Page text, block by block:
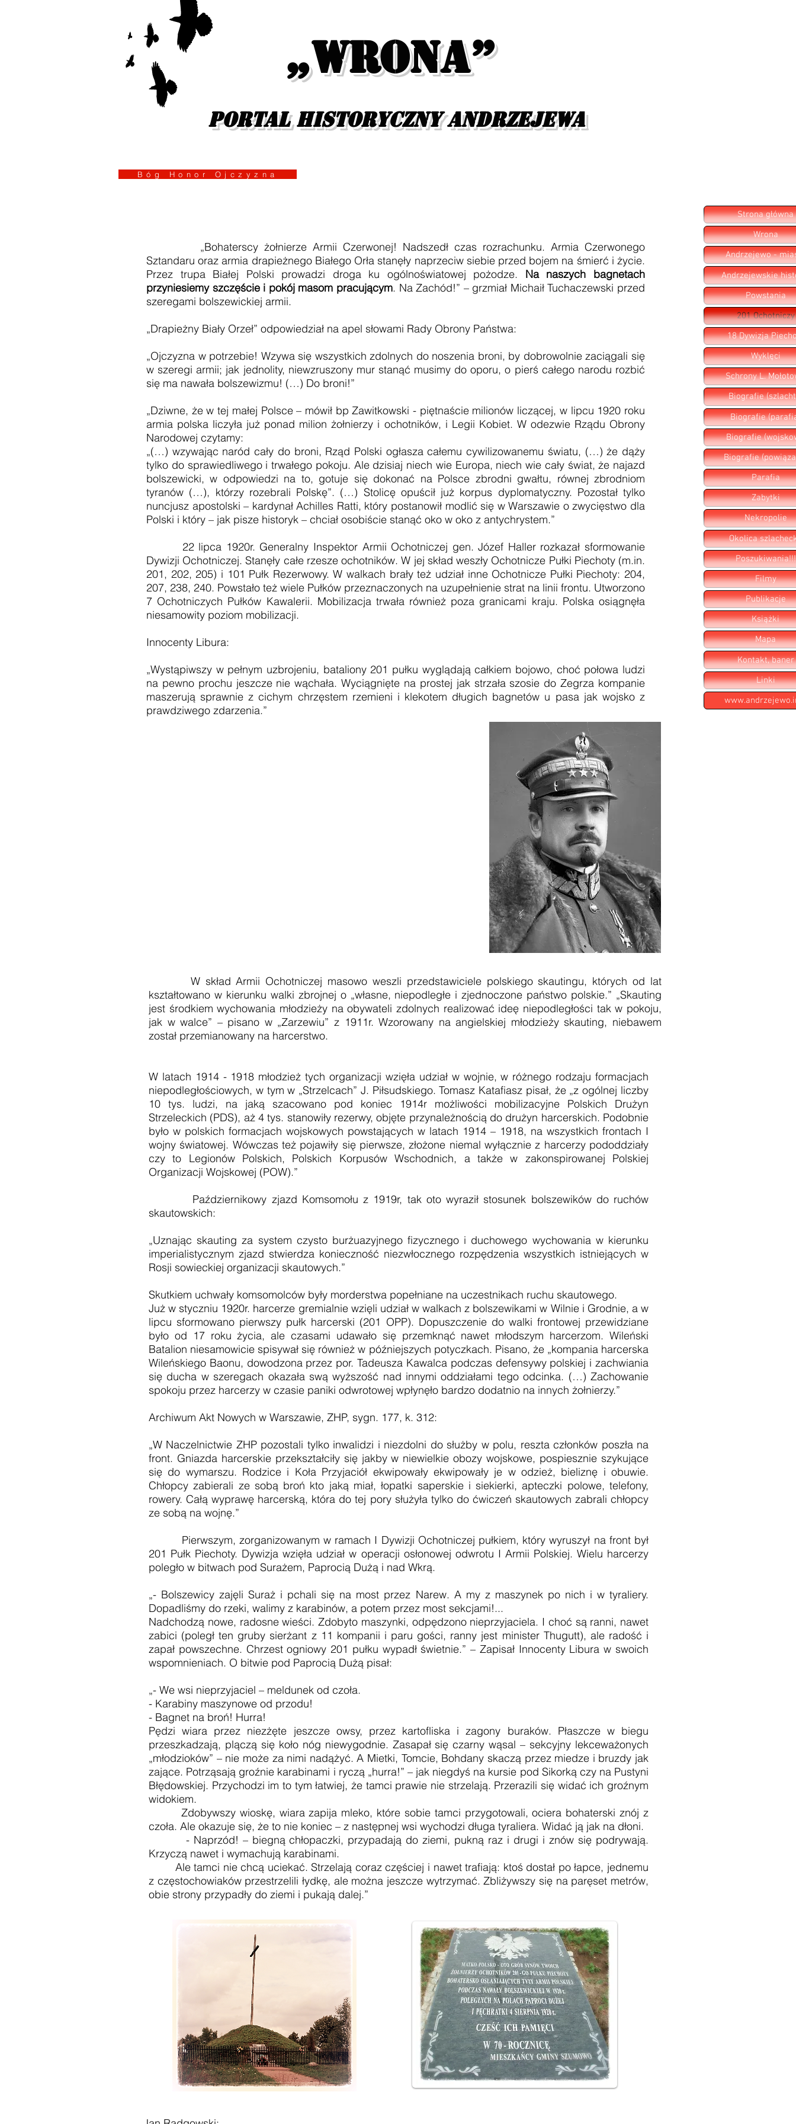
„Wrona”
portal historyczny Andrzejewa
Bóg Honor Ojczyzna
„Bohaterscy żołnierze Armii Czerwonej! Nadszedł czas rozrachunku. Armia Czerwonego
Sztandaru oraz armia drapieżnego Białego Orła stanęły naprzeciw siebie przed bojem na śmierć i życie.
Przez trupa Białej Polski prowadzi droga ku ogólnoświatowej pożodze. Na naszych bagnetach
przyniesiemy szczęście i pokój masom pracującym. Na Zachód!” – grzmiał Michaił Tuchaczewski przed
szeregami bolszewickiej armii.
„Drapieżny Biały Orzeł” odpowiedział na apel słowami Rady Obrony Państwa:
„Ojczyzna w potrzebie! Wzywa się wszystkich zdolnych do noszenia broni, by dobrowolnie zaciągali się
w szeregi armii; jak jednolity, niewzruszony mur stanąć musimy do oporu, o pierś całego narodu rozbić
się ma nawała bolszewizmu! (…) Do broni!”
„Dziwne, że w tej małej Polsce – mówił bp Zawitkowski - piętnaście milionów liczącej, w lipcu 1920 roku
armia polska liczyła już ponad milion żołnierzy i ochotników, i Legii Kobiet. W odezwie Rządu Obrony
Narodowej czytamy:
„(…) wzywając naród cały do broni, Rząd Polski ogłasza całemu cywilizowanemu światu, (…) że dąży
tylko do sprawiedliwego i trwałego pokoju. Ale dzisiaj niech wie Europa, niech wie cały świat, że najazd
bolszewicki, w odpowiedzi na to, gotuje się dokonać na Polsce zbrodni gwałtu, równej zbrodniom
tyranów (…), którzy rozebrali Polskę”. (…) Stolicę opuścił już korpus dyplomatyczny. Pozostał tylko
nuncjusz apostolski – kardynał Achilles Ratti, który postanowił modlić się w Warszawie o zwycięstwo dla
Polski i który – jak pisze historyk – chciał osobiście stanąć oko w oko z antychrystem.”
22 lipca 1920r. Generalny Inspektor Armii Ochotniczej gen. Józef Haller rozkazał sformowanie
Dywizji Ochotniczej. Stanęły całe rzesze ochotników. W jej skład weszły Ochotnicze Pułki Piechoty (m.in.
201, 202, 205) i 101 Pułk Rezerwowy. W walkach brały też udział inne Ochotnicze Pułki Piechoty: 204,
207, 238, 240. Powstało też wiele Pułków przeznaczonych na uzupełnienie strat na linii frontu. Utworzono
7 Ochotniczych Pułków Kawalerii. Mobilizacja trwała również poza granicami kraju. Polska osiągnęła
niesamowity poziom mobilizacji.
Innocenty Libura:
„Wystąpiwszy w pełnym uzbrojeniu, bataliony 201 pułku wyglądają całkiem bojowo, choć połowa ludzi
na pewno prochu jeszcze nie wąchała. Wyciągnięte na prostej jak strzała szosie do Zegrza kompanie
maszerują sprawnie z cichym chrzęstem rzemieni i klekotem długich bagnetów u pasa jak wojsko z
prawdziwego zdarzenia.”
W skład Armii Ochotniczej masowo weszli przedstawiciele polskiego skautingu, których od lat
kształtowano w kierunku walki zbrojnej o „własne, niepodległe i zjednoczone państwo polskie.” „Skauting
jest środkiem wychowania młodzieży na obywateli zdolnych realizować ideę niepodległości tak w pokoju,
jak w walce” – pisano w „Zarzewiu” z 1911r. Wzorowany na angielskiej młodzieży skauting, niebawem
został przemianowany na harcerstwo.
W latach 1914 - 1918 młodzież tych organizacji wzięła udział w wojnie, w różnego rodzaju formacjach
niepodległościowych, w tym w „Strzelcach” J. Piłsudskiego. Tomasz Katafiasz pisał, że „z ogólnej liczby
10 tys. ludzi, na jaką szacowano pod koniec 1914r możliwości mobilizacyjne Polskich Drużyn
Strzeleckich (PDS), aż 4 tys. stanowiły rezerwy, objęte przynależnością do drużyn harcerskich. Podobnie
było w polskich formacjach wojskowych powstających w latach 1914 – 1918, na wszystkich frontach I
wojny światowej. Wówczas też pojawiły się pierwsze, złożone niemal wyłącznie z harcerzy pododdziały
czy to Legionów Polskich, Polskich Korpusów Wschodnich, a także w zakonspirowanej Polskiej
Organizacji Wojskowej (POW).”
Październikowy zjazd Komsomołu z 1919r, tak oto wyraził stosunek bolszewików do ruchów
skautowskich:
„Uznając skauting za system czysto burżuazyjnego fizycznego i duchowego wychowania w kierunku
imperialistycznym zjazd stwierdza konieczność niezwłocznego rozpędzenia wszystkich istniejących w
Rosji sowieckiej organizacji skautowych.”
Skutkiem uchwały komsomolców były morderstwa popełniane na uczestnikach ruchu skautowego.
Już w styczniu 1920r. harcerze gremialnie wzięli udział w walkach z bolszewikami w Wilnie i Grodnie, a w
lipcu sformowano pierwszy pułk harcerski (201 OPP). Dopuszczenie do walki frontowej przewidziane
było od 17 roku życia, ale czasami udawało się przemknąć nawet młodszym harcerzom. Wileński
Batalion niesamowicie spisywał się również w późniejszych potyczkach. Pisano, że „kompania harcerska
Wileńskiego Baonu, dowodzona przez por. Tadeusza Kawalca podczas defensywy polskiej i zachwiania
się ducha w szeregach okazała swą wyższość nad innymi oddziałami tego odcinka. (…) Zachowanie
spokoju przez harcerzy w czasie paniki odwrotowej wpłynęło bardzo dodatnio na innych żołnierzy.”
Archiwum Akt Nowych w Warszawie, ZHP, sygn. 177, k. 312:
„W Naczelnictwie ZHP pozostali tylko inwalidzi i niezdolni do służby w polu, reszta członków poszła na
front. Gniazda harcerskie przekształciły się jakby w niewielkie obozy wojskowe, pospiesznie szykujące
się do wymarszu. Rodzice i Koła Przyjaciół ekwipowały ekwipowały je w odzież, bieliznę i obuwie.
Chłopcy zabierali ze sobą broń kto jaką miał, łopatki saperskie i siekierki, apteczki polowe, telefony,
rowery. Całą wyprawę harcerską, która do tej pory służyła tylko do ćwiczeń skautowych zabrali chłopcy
ze sobą na wojnę.”
Pierwszym, zorganizowanym w ramach I Dywizji Ochotniczej pułkiem, który wyruszył na front był
201 Pułk Piechoty. Dywizja wzięła udział w operacji osłonowej odwrotu I Armii Polskiej. Wielu harcerzy
poległo w bitwach pod Surażem, Paprocią Dużą i nad Wkrą.
„- Bolszewicy zajęli Suraż i pchali się na most przez Narew. A my z maszynek po nich i w tyraliery.
Dopadliśmy do rzeki, walimy z karabinów, a potem przez most sekcjami!...
Nadchodzą nowe, radosne wieści. Zdobyto maszynki, odpędzono nieprzyjaciela. I choć są ranni, nawet
zabici (poległ ten gruby sierżant z 11 kompanii i paru gości, ranny jest minister Thugutt), ale radość i
zapał powszechne. Chrzest ogniowy 201 pułku wypadł świetnie.” – Zapisał Innocenty Libura w swoich
wspomnieniach. O bitwie pod Paprocią Dużą pisał:
„- We wsi nieprzyjaciel – meldunek od czoła.
- Karabiny maszynowe od przodu!
- Bagnet na broń! Hurra!
Pędzi wiara przez niezżęte jeszcze owsy, przez kartofliska i zagony buraków. Płaszcze w biegu
przeszkadzają, plączą się koło nóg niewygodnie. Zasapał się czarny wąsal – sekcyjny lekceważonych
„młodzioków” – nie może za nimi nadążyć. A Mietki, Tomcie, Bohdany skaczą przez miedze i bruzdy jak
zające. Potrząsają groźnie karabinami i ryczą „hurra!” – jak niegdyś na kursie pod Sikorką czy na Pustyni
Błędowskiej. Przychodzi im to tym łatwiej, że tamci prawie nie strzelają. Przerazili się widać ich groźnym
widokiem.
Zdobywszy wioskę, wiara zapija mleko, które sobie tamci przygotowali, ociera bohaterski znój z
czoła. Ale okazuje się, że to nie koniec – z następnej wsi wychodzi długa tyraliera. Widać ją jak na dłoni.
- Naprzód! – biegną chłopaczki, przypadają do ziemi, pukną raz i drugi i znów się podrywają.
Krzyczą nawet i wymachują karabinami.
Ale tamci nie chcą uciekać. Strzelają coraz częściej i nawet trafiają: ktoś dostał po łapce, jednemu
z częstochowiaków przestrzelili łydkę, ale można jeszcze wytrzymać. Zbliżywszy się na paręset metrów,
obie strony przypadły do ziemi i pukają dalej.”
Strona główna
Wrona
Andrzejewo -
Andrzejewskie
Powstania
201 Ochotniczy
18 Dywizja
Wyklęci
Schrony L.
Biografie
Biografie
Biografie
Biografie
Parafia
Zabytki
Nekropolie
Okolica
Poszukiwania!!!
Filmy
Publikacje
Książki
Mapa
Kontakt, baner
Linki